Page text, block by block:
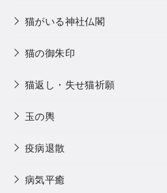
猫がいる神社仏閣
猫の御朱印
猫返し・失せ猫祈願
玉の輿
疫病退散
病気平癒